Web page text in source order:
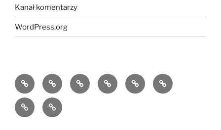
Kanał komentarzy
WordPress.org